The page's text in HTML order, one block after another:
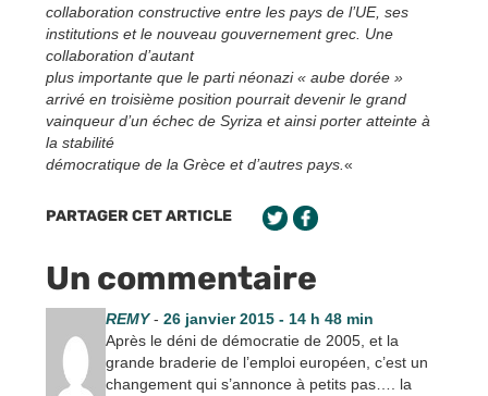
collaboration constructive entre les pays de l’UE, ses
institutions et le nouveau gouvernement grec. Une
collaboration d’autant
plus importante que le parti néonazi « aube dorée »
arrivé en troisième position pourrait devenir le grand
vainqueur d’un échec de Syriza et ainsi porter atteinte à
la stabilité
démocratique de la Grèce et d’autres pays. «
PARTAGER CET ARTICLE
Un commentaire
REMY- 26 janvier 2015 - 14 h 48 min
Après le déni de démocratie de 2005, et la
grande braderie de l’emploi européen, c’est un
changement qui s’annonce à petits pas…. la